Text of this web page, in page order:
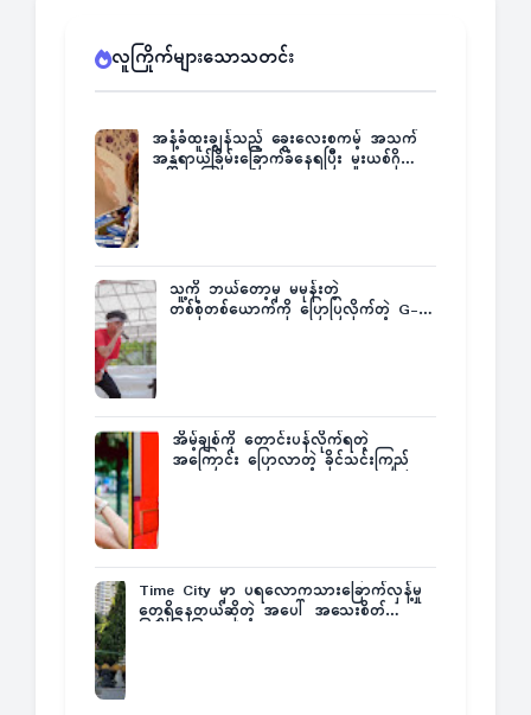
လူကြိုက်များသောသတင်း
အနံ့ခံထူးချွန်သည့် ခွေးလေးစကမ့် အသက်
အန္တရာယ်ခြိမ်းခြောက်ခံနေရပြီး မူးယစ်ဂိုဏ်း
သူ့ကို ဘယ်တော့မှ မမုန်းတဲ့
တစ်စုံတစ်ယောက်ကို ပြောပြလိုက်တဲ့ G-
အိမ့်ချစ်ကို တောင်းပန်လိုက်ရတဲ့
အကြောင်း ပြောလာတဲ့ ခိုင်သင်းကြည်
Time City မှာ ပရလောကသားခြောက်လှန့်မှု
တွေရှိနေတယ်ဆိုတဲ့ အပေါ် အသေးစိတ်